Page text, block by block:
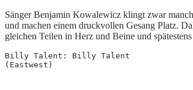
Sänger Benjamin Kowalewicz klingt zwar
und machen einem druckvollen Gesang Platz.
gleichen Teilen in Herz und Beine und
Billy Talent: Billy Talent
(Eastwest)